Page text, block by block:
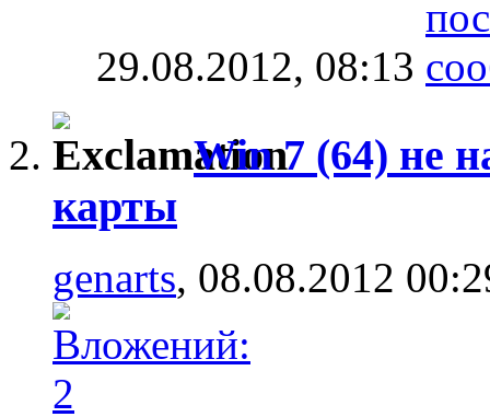
29.08.2012, 08:13
Win 7 (64) не
карты
genarts, 08.08.2012